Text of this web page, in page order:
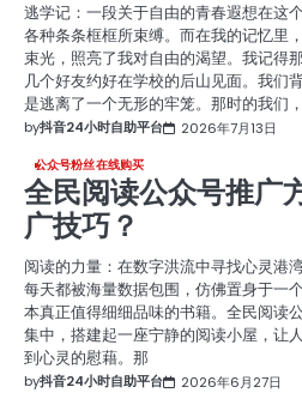
逃学记：一段关于自由的青春遐想在这
各种条条框框所束缚。而在我的记忆里
束光，照亮了我对自由的渴望。我记得
几个好友约好在学校的后山见面。我们
是逃离了一个无形的牢笼。那时的我们
by抖音24小时自助平台 2026年7月13日
公众号粉丝在线购买
全民阅读公众号推广
广技巧？
阅读的力量：在数字洪流中寻找心灵港
每天都被海量数据包围，仿佛置身于一
本真正值得细细品味的书籍。全民阅读
集中，搭建起一座宁静的阅读小屋，让
到心灵的慰藉。那
by抖音24小时自助平台 2026年6月27日